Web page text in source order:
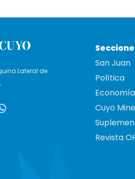
Lateral de
San Juan
Política
Economía
Cuyo
Revista